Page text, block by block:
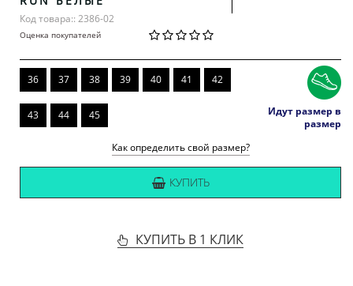
Код товара:: 2386-02
Оценка покупателей
36 37 38 39 40 41 42
43 44 45
Идут размер в
размер
Как определить свой размер?
КУПИТЬ
КУПИТЬ В 1 КЛИК